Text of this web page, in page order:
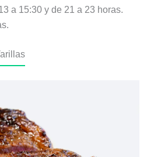
a 15:30 y de 21 a 23 horas.